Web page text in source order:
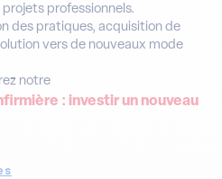
professionnels.
des pratiques, acquisition de
vers de nouveaux mode
notre
: investir un nouveau